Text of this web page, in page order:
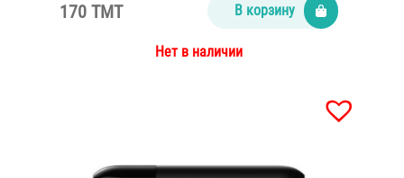
170 TMT В корзину
Нет в наличии